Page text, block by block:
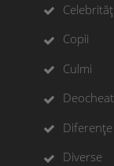
Celebrități
Copii
Culmi
Diferențe
Diverse